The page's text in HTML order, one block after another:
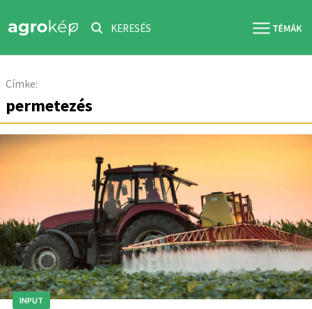
KERESÉS
Címke:
permetezés
INPUT